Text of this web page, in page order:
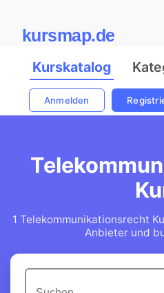
kursmap.de
Kurskatalog
Anmelden
1 Telekommunikationsrecht
Anbieter und